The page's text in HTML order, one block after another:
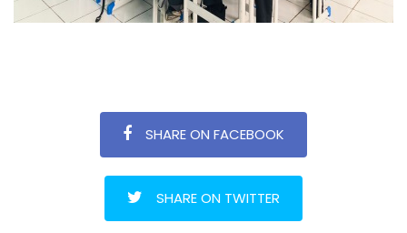
SHARE ON FACEBOOK
SHARE ON TWITTER